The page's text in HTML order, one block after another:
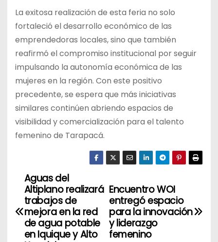
La exitosa realización de esta feria no solo
fortaleció el desarrollo económico de las
emprendedoras locales, sino que también
reafirmó el compromiso institucional por seguir
impulsando la autonomía económica de las
mujeres en la región. Con este positivo
precedente, se espera que más iniciativas
similares continúen abriendo espacios de
visibilidad y comercialización para el talento
femenino de Tarapacá.
N
a
Encuentro WOI
entregó espacio
para la innovación
y liderazgo
femenino
Aguas del
Altiplano realizará
trabajos de
mejora en la red
de agua potable
en Iquique y Alto